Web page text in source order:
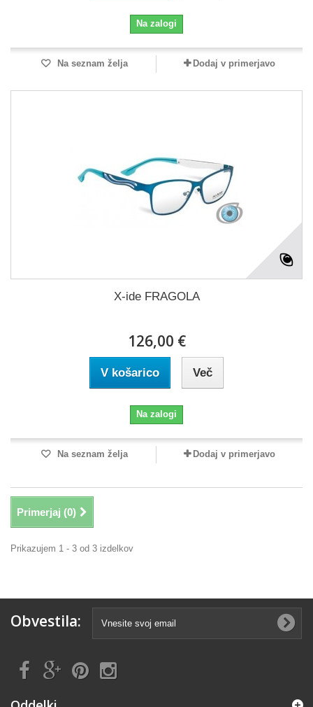
Na zalogi
Na seznam želja Dodaj v primerjavo
X-ide FRAGOLA
126,00 €
V košarico Več
Na zalogi
Na seznam želja Dodaj v primerjavo
Primerjaj (0)
Prikazujem 1 - 3 od 3 izdelkov
Obvestila: